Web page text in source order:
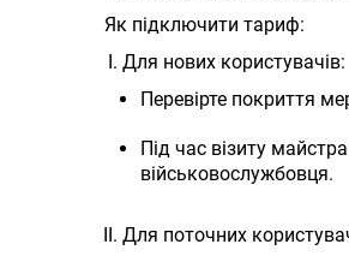
Як підключити тариф:
Для нових користувачів:
Перевірте покриття
Під час візиту
військовослужбовця.
Для поточних